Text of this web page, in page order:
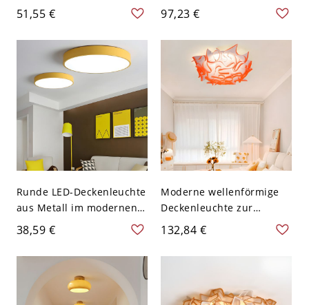
Baroque Orange Glass 1
Light Brass Grid Patterned
Flush Mount Lamp for
Corridor - 110V-120V
Orange 15,24 cm
51,55 €
bernsteinfarbenem Glas
im Mid-Century-Stil, retro
Messing-Deckenlampe für
warmes Ambiente - 110V-
97,23 €
Runde LED-Deckenleuchte
aus Metall im modernen
Stil, 1-flammig - Orange
110V-120V Weißlicht
38,59 €
Moderne wellenförmige
Deckenleuchte zur
Direktmontage, kreative
LED-Kunstleuchte fürs
Schlafzimmer - 110V-120V
132,84 €